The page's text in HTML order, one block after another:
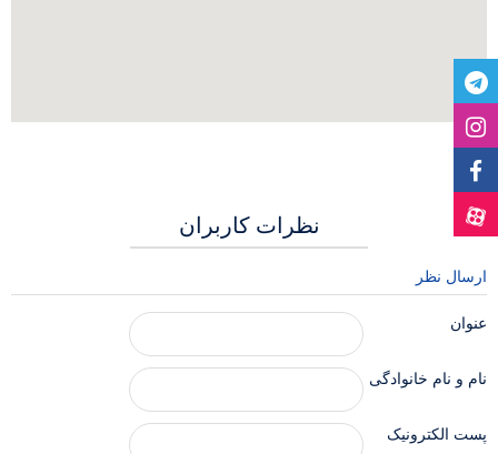
نظرات کاربران
ارسال نظر
عنوان
نام و نام خانوادگی
پست الکترونیک